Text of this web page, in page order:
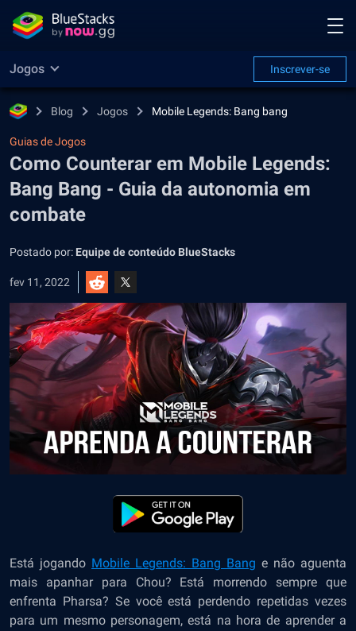
Jogos Inscrever-se
Blog Jogos Mobile Legends: Bang bang
Guias de Jogos
Como Counterar em Mobile Legends:
Bang Bang - Guia da autonomia em
combate
Postado por: Equipe de conteúdo BlueStacks
fev 11, 2022
Está jogando Mobile Legends: Bang Bang e não aguenta
mais apanhar para Chou? Está morrendo sempre que
enfrenta Pharsa? Se você está perdendo repetidas vezes
para um mesmo personagem, está na hora de aprender a